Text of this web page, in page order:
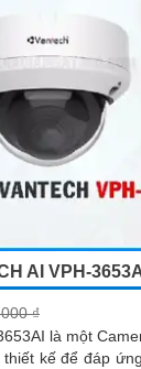
AI VPH-
₫
là một